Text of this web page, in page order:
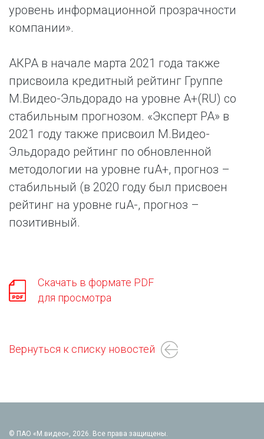
уровень информационной прозрачности
компании».
АКРА в начале марта 2021 года также
присвоила кредитный рейтинг Группе
М.Видео-Эльдорадо на уровне A+(RU) со
стабильным прогнозом. «Эксперт РА» в
2021 году также присвоил М.Видео-
Эльдорадо рейтинг по обновленной
методологии на уровне ruА+, прогноз –
стабильный (в 2020 году был присвоен
рейтинг на уровне ruA-, прогноз –
позитивный.
Скачать в формате PDF
для просмотра
Вернуться к списку новостей
© ПАО «М.видео», 2026. Все права защищены.